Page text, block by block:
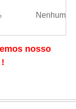
Nenhum
nosso